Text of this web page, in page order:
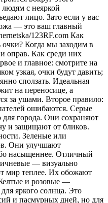
с неяркой
лицо. Зато если у вас
— это ваш главный
123RF.com Как
Когда мы заходим в
оправ. Как среди них
и главное: смотрите на
узкая, очки будут давить;
сползать. Идеальная
на переносице, а
за ушами. Второе правило:
ошибаются. Серые
города. Они сохраняют
и защищают от бликов.
Зеленые или
Они улучшают
насыщеннее. Отличный
— визуально
мир теплее. Их обожают
и розовые —
яркого солнца. Это
и пасмурных дней, но для